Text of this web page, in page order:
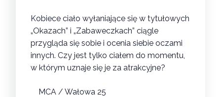
Kobiece ciało wyłaniające się w tytułowych
„Okazach” i „Zabaweczkach” ciągle
przygląda się sobie i ocenia siebie oczami
innych. Czy jest tylko ciałem do momentu,
w którym uznaje się je za atrakcyjne?
MCA / Wałowa 25